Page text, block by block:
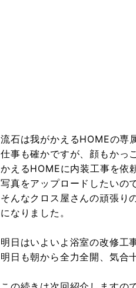
流石は我がかえるHOMEの専
仕事も確かですが、顔もかっ
かえるHOMEに内装工事を依
写真をアップロードしたいの
そんなクロス屋さんの頑張り
になりました。
明日はいよいよ浴室の改修工
明日も朝から全力全開、気合